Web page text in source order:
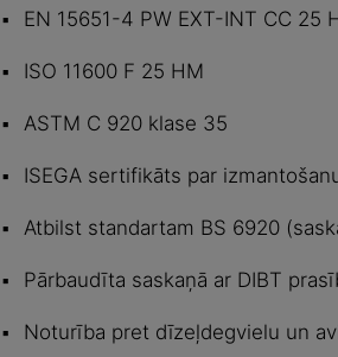
EN 15651-4 PW EXT-INT CC 25
ISO 11600 F 25 HM
ASTM C 920 klase 35
ISEGA sertifikāts par
Atbilst standartam BS 6920
Pārbaudīta saskaņā ar DIBT
Noturība pret dīzeļdegvielu un